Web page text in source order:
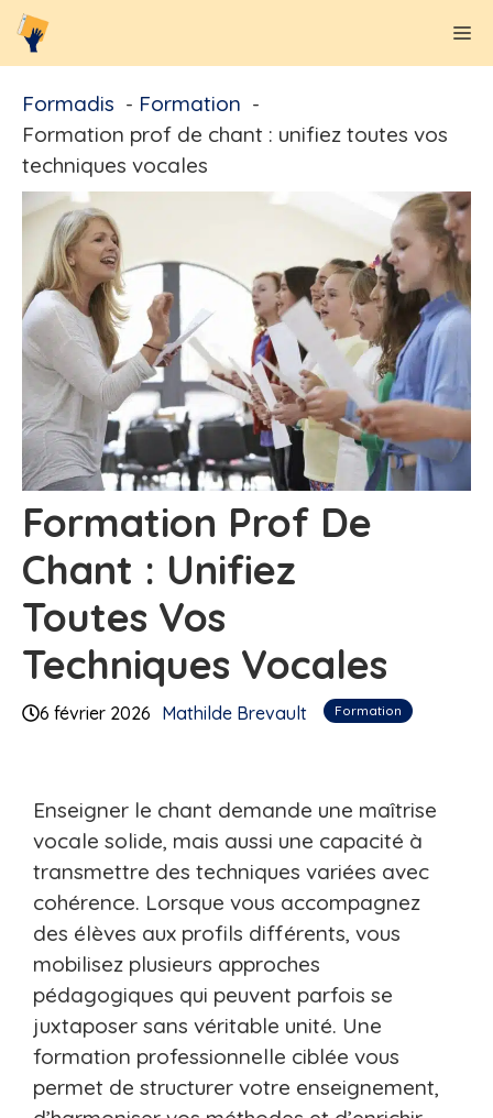
Aller
au
Formadis
Formation
Formation prof de chant : unifiez toutes vos
techniques vocales
Formation Prof De
Chant : Unifiez
Toutes Vos
Techniques Vocales
6 février 2026 Mathilde Brevault Formation
Enseigner le chant demande une maîtrise
vocale solide, mais aussi une capacité à
transmettre des techniques variées avec
cohérence. Lorsque vous accompagnez
des élèves aux profils différents, vous
mobilisez plusieurs approches
pédagogiques qui peuvent parfois se
juxtaposer sans véritable unité. Une
formation professionnelle ciblée vous
permet de structurer votre enseignement,